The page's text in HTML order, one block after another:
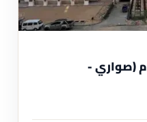
شقة دوبلكس للبيع 282 م (صواري -